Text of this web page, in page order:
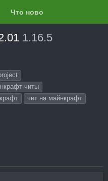
Что нового?
1.16.5
читы
чит на майнкрафт